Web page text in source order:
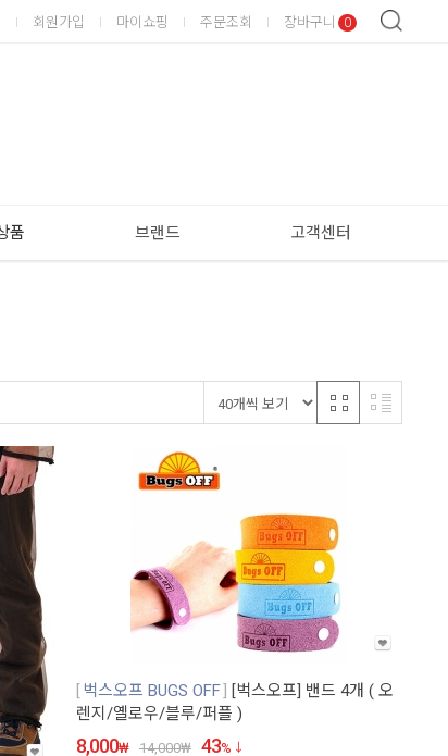
회원가입 마이쇼핑 주문조회 장바구니 0
품 브랜드 고객센터
벅스오프 BUGS OFF
[벅스오프] 밴드 4개 ( 오
렌지/옐로우/블루/퍼플 )
8,000₩ 14,000₩ 43%